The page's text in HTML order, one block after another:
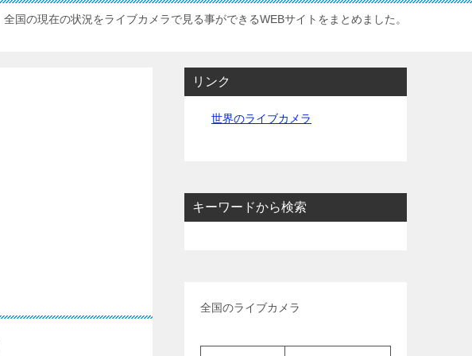
全国の現在の状況をライブカメラで見る事ができるWEBサイトをまとめました。
リンク
世界のライブカメラ
キーワードから検索
全国のライブカメラ